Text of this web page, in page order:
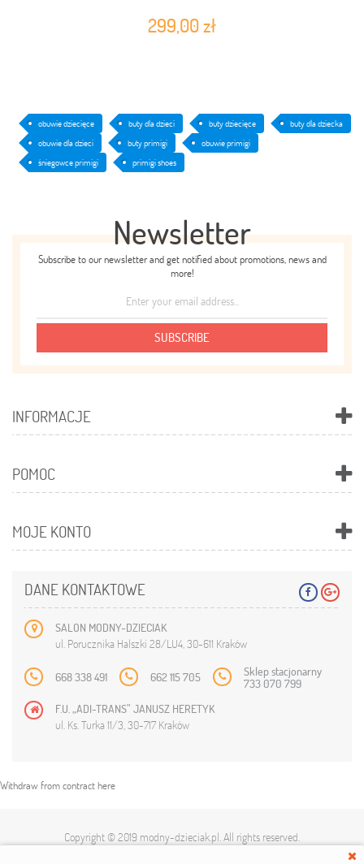
299,00 zł
obuwie dziecięce buty dla dzieci buty dziecięce
buty dla dziecka
obuwie dla dzieci
buty primigi
obuwie primigi
śniegowce primigi
primigi shoes
Newsletter
Subscribe to our newsletter and get notified about promotions, news and
more!
SUBSCRIBE
INFORMACJE
POMOC
MOJE KONTO
DANE KONTAKTOWE
SALON MODNY-DZIECIAK
ul. Porucznika Halszki 28/LU4, 30-611 Kraków
668 338 491 662 115 705 Sklep stacjonarny
733 070 799
F.U. „ADI-TRANS” JANUSZ HERETYK
ul. Ks. Turka 11/3, 30-717 Kraków
Withdraw from contract here
Copyright © 2019 modny-dzieciak.pl. All rights reserved.